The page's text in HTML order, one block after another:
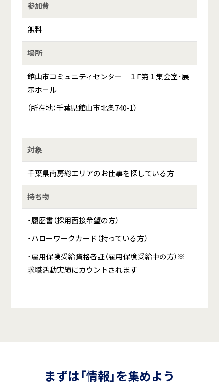
参加費
無料
場所
館山市コミュニティセンター １F第１集会室・展
示ホール
（所在地：千葉県館山市北条740-1）
対象
千葉県南房総エリアのお仕事を探している方
持ち物
・履歴書（採用面接希望の方）
・ハローワークカード（持っている方）
・雇用保険受給資格者証（雇用保険受給中の方）※
求職活動実績にカウントされます
まずは「情報」を集めよう